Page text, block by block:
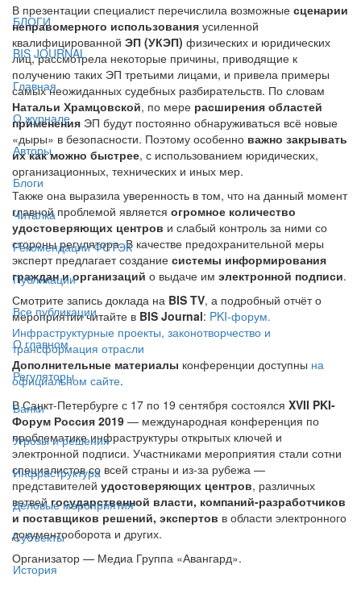
БЛОГИ
BIS JOURNAL
Главная
О журнале
Авторы
Блоги
Читалка
Рекомендации ФСТЭК
Публикации
Все публикации
О главном
Регуляторы
Банки
Угрозы и решения
Инфраструктура
Деловые мероприятия
Субъекты
История
В презентации специалист перечислила возможные сценарии
неправомерного использования усиленной
квалифицированной ЭП (УКЭП) физических и юридических
лиц, рассмотрела некоторые причины, приводящие к
получению таких ЭП третьими лицами, и привела примеры
самых неожиданных судебных разбирательств. По словам
Натальи Храмцовской, по мере расширения областей
применения ЭП будут постоянно обнаруживаться всё новые
«дыры» в безопасности. Поэтому особенно важно закрывать
их как можно быстрее, с использованием юридических,
организационных, технических и иных мер.
Также она выразила уверенность в том, что на данный момент
главной проблемой является огромное количество
удостоверяющих центров и слабый контроль за ними со
стороны регулятора. В качестве предохранительной меры
эксперт предлагает создание системы информирования
граждан и организаций о выдаче им электронной подписи.
Смотрите запись доклада на BIS TV, а подробный отчёт о
мероприятии читайте в BIS Journal: PKI-форум.
Инфраструктурные проекты, законотворчество и
трансформация отрасли
Дополнительные материалы конференции доступны на
официальном сайте.
В Санкт-Петербурге с 17 по 19 сентября состоялся XVII PKI-
Форум Россия 2019 — международная конференция по
проблематике инфраструктуры открытых ключей и
электронной подписи. Участниками мероприятия стали сотни
специалистов со всей страны и из-за рубежа —
представителей удостоверяющих центров, различных
ветвей государственной власти, компаний-разработчиков
и поставщиков решений, экспертов в области электронного
документооборота и других.
Организатор — Медиа Группа «Авангард».